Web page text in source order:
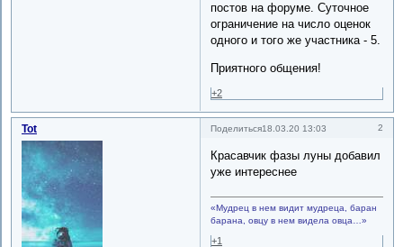
постов на форуме. Суточное
ограничение на число оценок
одного и того же участника - 5.
Приятного общения!
+2
Поделиться 2
18.03.20 13:03
Tot
Красавчик фазы луны добавил
уже интереснее
«Мудрец в нем видит мудреца, баран
барана, овцу в нем видела овца…»
+1